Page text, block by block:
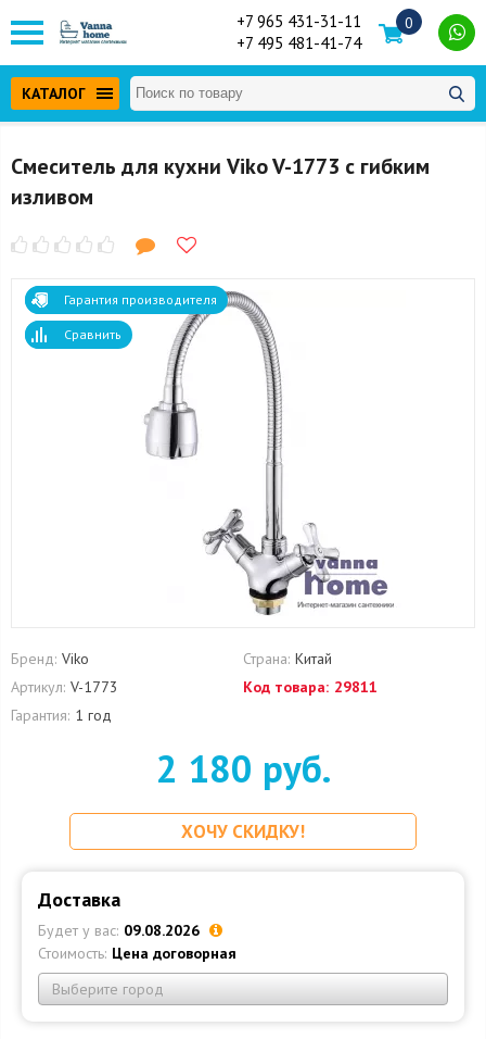
+7 965 431-31-11
+7 495 481-41-74
0
КАТАЛОГ
Смеситель для кухни Viko V-1773 с гибким
изливом
Гарантия производителя
Сравнить
Бренд: Viko Страна: Китай
Артикул: V-1773 Код товара: 29811
Гарантия: 1 год
2 180 руб.
ХОЧУ СКИДКУ!
Доставка
Будет у вас: 09.08.2026
Стоимость: Цена договорная
Выберите город